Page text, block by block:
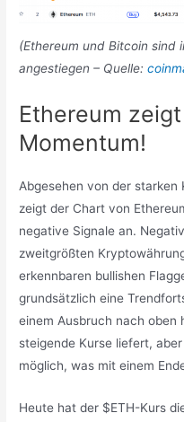
(Ethereum und Bitcoin sind
angestiegen – Quelle:
Ethereum
Momentum!
Abgesehen von der starken
zeigt der Chart von
negative Signale an.
zweitgrößten
erkennbaren bullishen
grundsätzlich eine
einem Ausbruch nach oben
steigende Kurse liefert,
möglich, was mit einem
Heute hat der $ETH-Kurs